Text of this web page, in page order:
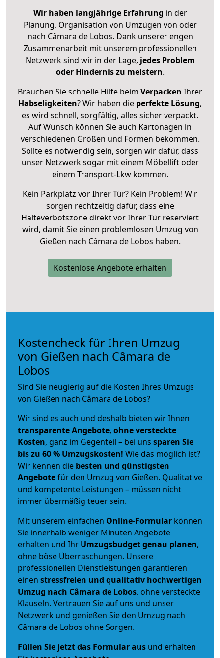
Wir haben langjährige Erfahrung in der
Planung, Organisation von Umzügen von oder
nach Câmara de Lobos. Dank unserer engen
Zusammenarbeit mit unserem professionellen
Netzwerk sind wir in der Lage, jedes Problem
oder Hindernis zu meistern.
Brauchen Sie schnelle Hilfe beim Verpacken Ihrer
Habseligkeiten? Wir haben die perfekte Lösung,
es wird schnell, sorgfältig, alles sicher verpackt.
Auf Wunsch können Sie auch Kartonagen in
verschiedenen Größen und Formen bekommen.
Sollte es notwendig sein, sorgen wir dafür, dass
unser Netzwerk sogar mit einem Möbellift oder
einem Transport-Lkw kommen.
Kein Parkplatz vor Ihrer Tür? Kein Problem! Wir
sorgen rechtzeitig dafür, dass eine
Halteverbotszone direkt vor Ihrer Tür reserviert
wird, damit Sie einen problemlosen Umzug von
Gießen nach Câmara de Lobos haben.
Kostenlose Angebote erhalten
Kostencheck für Ihren Umzug
von Gießen nach Câmara de
Lobos
Sind Sie neugierig auf die Kosten Ihres Umzugs
von Gießen nach Câmara de Lobos?
Wir sind es auch und deshalb bieten wir Ihnen
transparente Angebote, ohne versteckte
Kosten, ganz im Gegenteil – bei uns sparen Sie
bis zu 60 % Umzugskosten! Wie das möglich ist?
Wir kennen die besten und günstigsten
Angebotefür den Umzug von Gießen. Qualitative
und kompetente Leistungen – müssen nicht
immer übermäßig teuer sein.
Mit unserem einfachen Online-Formular können
Sie innerhalb weniger Minuten Angebote
erhalten und Ihr Umzugsbudgetgenau planen,
ohne böse Überraschungen. Unsere
professionellen Dienstleistungen garantieren
einen stressfreien und qualitativ hochwertigen
Umzug nach Câmara de Lobos, ohne versteckte
Klauseln. Vertrauen Sie auf uns und unser
Netzwerk und genießen Sie den Umzug nach
Câmara de Lobos ohne Sorgen.
Füllen Sie jetzt das Formular aus und erhalten